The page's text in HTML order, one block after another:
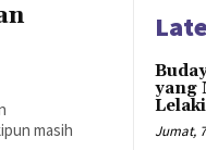
masih
yang
Lelaki
Jumat,